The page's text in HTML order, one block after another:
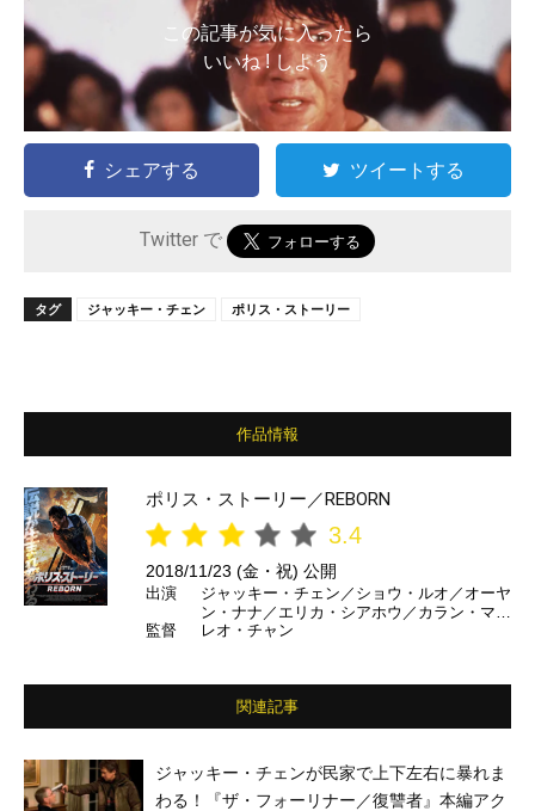
この記事が気に入ったら
いいね ! しよう
シェアする ツイートする
Twitter で
タグ ジャッキー・チェン ポリス・ストーリー
作品情報
ポリス・ストーリー／REBORN
3.4
2018/11/23 (金・祝) 公開
出演
ジャッキー・チェン／ショウ・ルオ／オーヤ
ン・ナナ／エリカ・シアホウ／カラン・マル
ヴェイ／テス・ハウブリック ほか
監督 レオ・チャン
関連記事
ジャッキー・チェンが民家で上下左右に暴れま
わる！『ザ・フォーリナー／復讐者』本編アク